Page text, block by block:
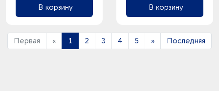
В корзину В корзину
Первая « 1 2 3 4 5 » Последняя